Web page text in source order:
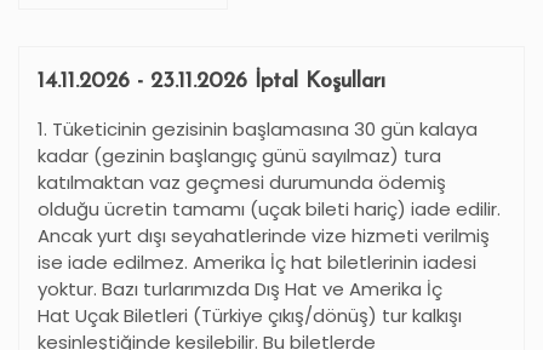
14.11.2026 - 23.11.2026 İptal Koşulları
1. Tüketicinin gezisinin başlamasına 30 gün kalaya
kadar (gezinin başlangıç günü sayılmaz) tura
katılmaktan vaz geçmesi durumunda ödemiş
olduğu ücretin tamamı (uçak bileti hariç) iade edilir.
Ancak yurt dışı seyahatlerinde vize hizmeti verilmiş
ise iade edilmez. Amerika İç hat biletlerinin iadesi
yoktur. Bazı turlarımızda Dış Hat ve Amerika İç
Hat Uçak Biletleri (Türkiye çıkış/dönüş) tur kalkışı
kesinleştiğinde kesilebilir. Bu biletlerde